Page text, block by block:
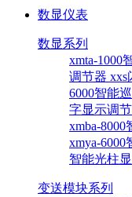
数显仪表
数显系列
xmta-1000
调节器 xxs
6000智能
字显示调
xmba-
xmya-
智能光柱
变送模块系列